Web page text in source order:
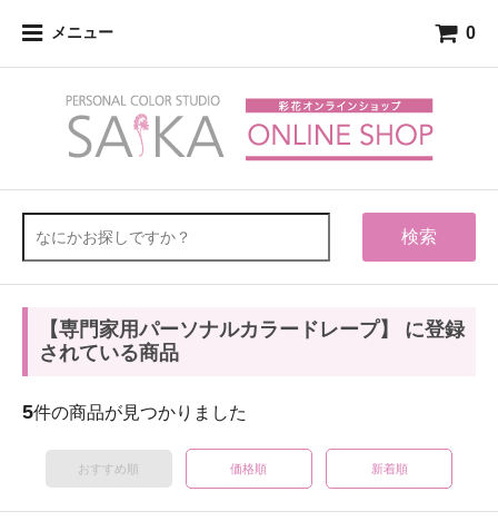
メニュー 0
検索
【専門家用パーソナルカラードレープ】 に登録
されている商品
5件の商品が見つかりました
おすすめ順 価格順 新着順